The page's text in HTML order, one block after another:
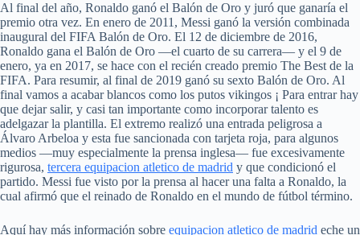
Al final del año, Ronaldo ganó el Balón de Oro y juró que ganaría el
premio otra vez. En enero de 2011, Messi ganó la versión combinada
inaugural del FIFA Balón de Oro. El 12 de diciembre de 2016,
Ronaldo gana el Balón de Oro —el cuarto de su carrera— y el 9 de
enero, ya en 2017, se hace con el recién creado premio The Best de la
FIFA. Para resumir, al final de 2019 ganó su sexto Balón de Oro. Al
final vamos a acabar blancos como los putos vikingos ¡ Para entrar hay
que dejar salir, y casi tan importante como incorporar talento es
adelgazar la plantilla. El extremo realizó una entrada peligrosa a
Álvaro Arbeloa y esta fue sancionada con tarjeta roja, para algunos
medios —muy especialmente la prensa inglesa— fue excesivamente
rigurosa, tercera equipacion atletico de madrid y que condicionó el
partido. Messi fue visto por la prensa al hacer una falta a Ronaldo, la
cual afirmó que el reinado de Ronaldo en el mundo de fútbol término.
Aquí hay más información sobre equipacion atletico de madrid eche un